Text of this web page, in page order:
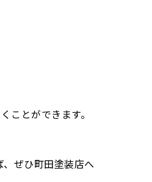
ことができます。
ぜひ町田塗装店へ